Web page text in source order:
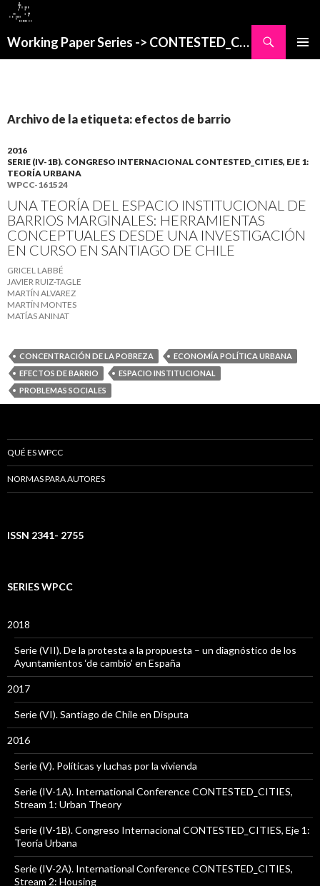
Working Paper Series -> CONTESTED_CITIES
Archivo de la etiqueta: efectos de barrio
2016
SERIE (IV-1B). CONGRESO INTERNACIONAL CONTESTED_CITIES, EJE 1:
TEORÍA URBANA
WPCC-161524
UNA TEORÍA DEL ESPACIO INSTITUCIONAL DE
BARRIOS MARGINALES: HERRAMIENTAS
CONCEPTUALES DESDE UNA INVESTIGACIÓN
EN CURSO EN SANTIAGO DE CHILE
GRICEL LABBÉ
JAVIER RUIZ-TAGLE
MARTÍN ALVAREZ
MARTÍN MONTES
MATÍAS ANINAT
CONCENTRACIÓN DE LA POBREZA
ECONOMÍA POLÍTICA URBANA
EFECTOS DE BARRIO
ESPACIO INSTITUCIONAL
PROBLEMAS SOCIALES
QUÉ ES WPCC
NORMAS PARA AUTORES
ISSN 2341- 2755
SERIES WPCC
2018
Serie (VII). De la protesta a la propuesta – un diagnóstico de los
Ayuntamientos ‘de cambio’ en España
2017
Serie (VI). Santiago de Chile en Disputa
2016
Serie (V). Políticas y luchas por la vivienda
Serie (IV-1A). International Conference CONTESTED_CITIES,
Stream 1: Urban Theory
Serie (IV-1B). Congreso Internacional CONTESTED_CITIES, Eje 1:
Teoría Urbana
Serie (IV-2A). International Conference CONTESTED_CITIES,
Stream 2: Housing